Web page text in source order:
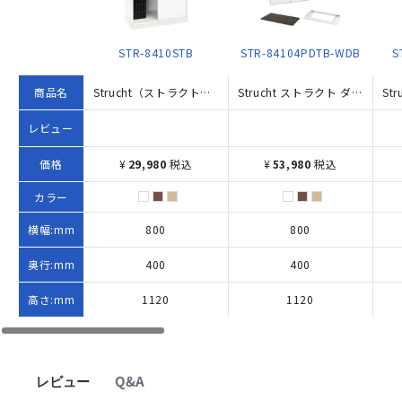
商品名
レビュー
価格
カラー
横幅:mm
奥行:mm
高さ:mm
STR-8410STB
Strucht（ストラクト）3段引違い書庫下置き完成セット（W800×D400×H1120）
¥ 29,980 税込
800
400
1120
STR-84104PDTB-WDB
Strucht ストラクト ダイヤル錠式4人用パーソナルロッカー下置き完成セット W800×D400×H1120 ダークブラウン
¥53,980 税込
800
400
1120
レビュー Q&A